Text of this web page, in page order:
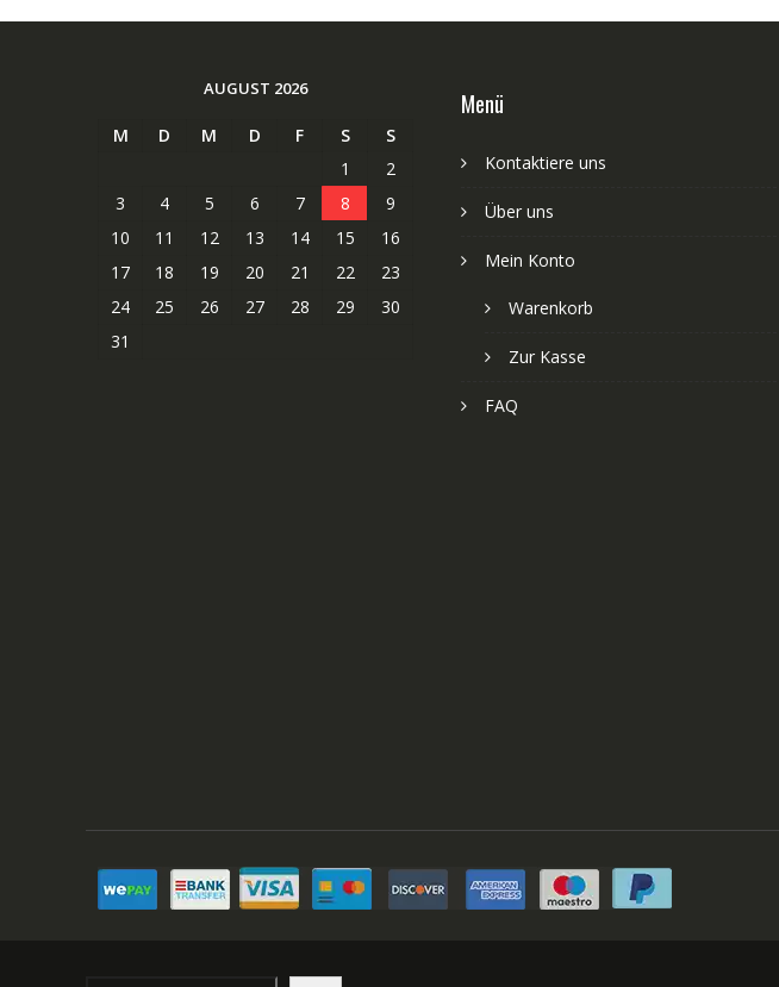
AUGUST 2026
M D M D F S
S
1
2
3
4 5 6 7 8
9
10
11 12 13 14 15
16
17
18 19 20 21 22
23
24
25 26 27 28 29
30
31
Menü
Kontaktiere uns
Über uns
Mein Konto
Warenkorb
Zur Kasse
FAQ